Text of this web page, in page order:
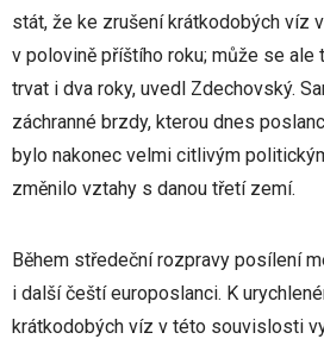
stát, že ke zrušení krátkodobých víz
v polovině příštího roku; může se ale
trvat i dva roky, uvedl Zdechovský.
záchranné brzdy, kterou dnes
bylo nakonec velmi citlivým
změnilo vztahy s danou třetí zemí.
Během středeční rozpravy posílení
i další čeští europoslanci. K
krátkodobých víz v této souvislosti